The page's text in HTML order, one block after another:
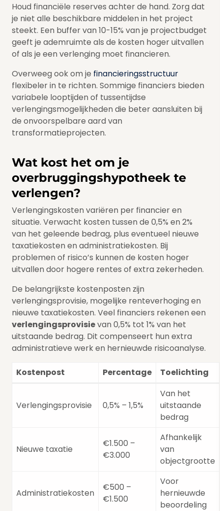
Houd financiële reserves achter de hand. Zorg dat
je niet alle beschikbare middelen in het project
steekt. Een buffer van 10-15% van je projectbudget
geeft je ademruimte als de kosten hoger uitvallen
of als je een verlenging moet financieren.
Overweeg ook om je financieringsstructuur
flexibeler in te richten. Sommige financiers bieden
variabele looptijden of tussentijdse
verlengingsmogelijkheden die beter aansluiten bij
de onvoorspelbare aard van
transformatieprojecten.
Wat kost het om je
overbruggingshypotheek te
verlengen?
Verlengingskosten variëren per financier en
situatie. Verwacht kosten tussen de 0,5% en 2%
van het geleende bedrag, plus eventueel nieuwe
taxatiekosten en administratiekosten. Bij
problemen of risico’s kunnen de kosten hoger
uitvallen door hogere rentes of extra zekerheden.
De belangrijkste kostenposten zijn
verlengingsprovisie, mogelijke renteverhoging en
nieuwe taxatiekosten. Veel financiers rekenen een
verlengingsprovisievan 0,5% tot 1% van het
uitstaande bedrag. Dit compenseert hun extra
administratieve werk en hernieuwde risicoanalyse.
Kostenpost Percentage Toelichting
Verlengingsprovisie 0,5% – 1,5%
Van het
uitstaande
bedrag
Nieuwe taxatie
€1.500 –
€3.000
Afhankelijk
van
objectgrootte
Administratiekosten
€500 –
€1.500
Voor
hernieuwde
beoordeling